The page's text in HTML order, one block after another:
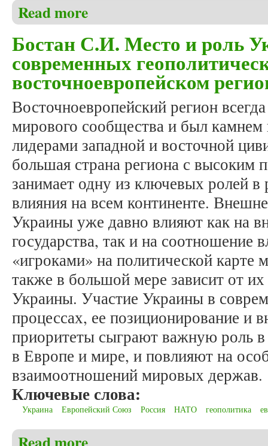
Read more
Бостан С.И. Место и роль
современных
восточноевропейском
Восточноевропейский регион
мирового сообщества и был
лидерами западной и восточной
большая страна региона с высоким
занимает одну из ключевых ролей в
влияния на всем континенте.
Украины уже давно влияют как на
государства, так и на
«игроками» на политической
также в большой мере зависит от
Украины. Участие Украины в
процессах, ее позиционирование и
приоритеты сыграют важную роль в
в Европе и мире, и повлияют на
взаимоотношений мировых держав.
Ключевые слова:
Украина Европейский Союз Россия НАТО геополитика